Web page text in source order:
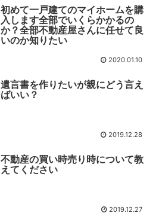
初めて一戸建てのマイホームを購
入します全部でいくらかかるの
か？全部不動産屋さんに任せて良
いのか知りたい
2020.01.10
遺言書を作りたいが親にどう言え
ばいい？
2019.12.28
不動産の買い時売り時について教
えてください
2019.12.27